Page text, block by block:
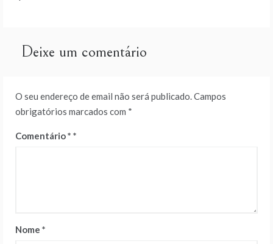
Deixe um comentário
O seu endereço de email não será publicado.Campos
obrigatórios marcados com *
Comentário*
Nome *